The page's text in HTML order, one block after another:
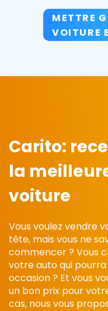
METTRE
VOITURE
Carito:
la
voiture
Vous voulez vendre
tête, mais vous ne
commencer ? Vous
votre auto qui
occasion ? Et vous
un bon prix pour
cas, nous vous